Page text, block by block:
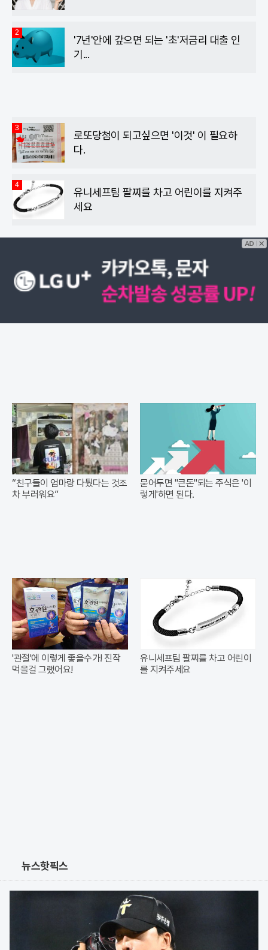
2
'7년'안에 갚으면 되는 '초'저금리 대출 인
기...
3
로또당첨이 되고싶으면 '이것' 이 필요하
다.
4
유니세프팀 팔찌를 차고 어린이를 지켜주
세요
“친구들이 엄마랑 다퉜다는 것조
차 부러워요”
묻어두면 "큰돈"되는 주식은 '이
렇게'하면 된다.
'관절'에 이렇게 좋을수가! 진작
먹을걸 그랬어요!
유니세프팀 팔찌를 차고 어린이
를 지켜주세요
뉴스핫픽스